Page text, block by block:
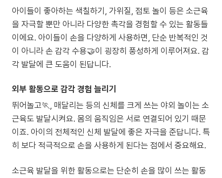
아이들이 좋아하는 색칠하기, 가위질, 점토 놀이 등은 소근육
을 자극할 뿐만 아니라 다양한 촉각을 경험할 수 있는 활동들
이에요. 아이들이 손을 다양하게 사용하면, 단순 반복적인 것
이 아니라 손 감각 수용🤝이 굉장히 풍성하게 이루어져요. 감
각 발달에 큰 도움이 된답니다.
외부 활동으로 감각 경험 늘리기
뛰어놀고🏃, 매달리는 등의 신체를 크게 쓰는 야외 놀이는 소
근육도 발달시켜요. 몸의 움직임은 서로 연결되어 있기 때문
이죠. 아이의 전체적인 신체 발달에 좋은 자극을 준답니다. 특
히 보다 적극적으로 손을 사용하게 된다는 점에서 중요해요.
소근육 발달을 위한 활동으로는 단순히 손을 많이 쓰는 활동